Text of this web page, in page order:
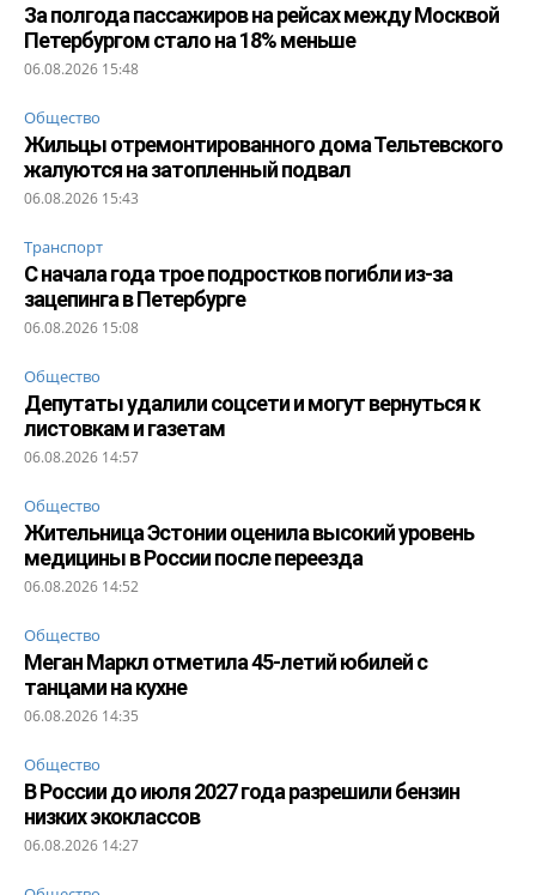
За полгода пассажиров на рейсах между Москвой
Петербургом стало на 18% меньше
06.08.2026 15:48
Общество
Жильцы отремонтированного дома Тельтевского
жалуются на затопленный подвал
06.08.2026 15:43
Транспорт
С начала года трое подростков погибли из-за
зацепинга в Петербурге
06.08.2026 15:08
Общество
Депутаты удалили соцсети и могут вернуться к
листовкам и газетам
06.08.2026 14:57
Общество
Жительница Эстонии оценила высокий уровень
медицины в России после переезда
06.08.2026 14:52
Общество
Меган Маркл отметила 45-летий юбилей с
танцами на кухне
06.08.2026 14:35
Общество
В России до июля 2027 года разрешили бензин
низких экоклассов
06.08.2026 14:27